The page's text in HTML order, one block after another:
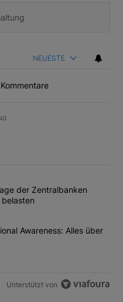
NEUESTE
meisten kommentierten
tiefe Nachfrage der
der Zentralbanken
Calls bei Situational
Awareness: Alles über
Unterstützt von